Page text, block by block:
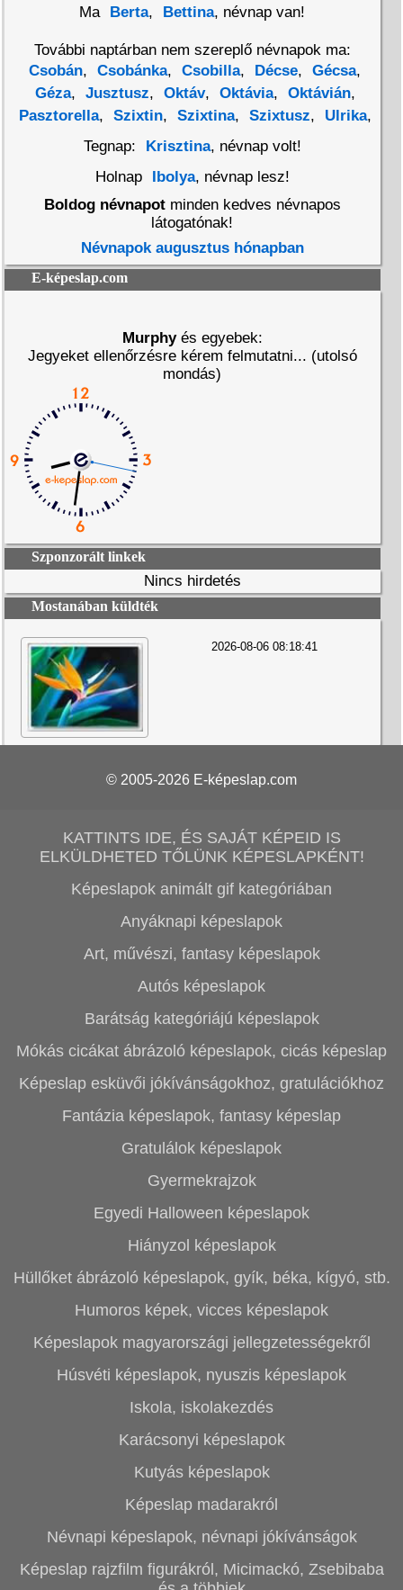
Ma
Berta, Bettina, névnap van!
További naptárban nem szereplő névnapok ma:
Csobán, Csobánka, Csobilla, Décse, Gécsa,
Géza, Jusztusz, Oktáv, Oktávia, Oktávián,
Pasztorella, Szixtin, Szixtina, Szixtusz, Ulrika,
Tegnap:
Krisztina, névnap volt!
Holnap
Ibolya, névnap lesz!
Boldog névnapotminden kedves névnapos
látogatónak!
Névnapok augusztus hónapban
E-képeslap.com
Murphyés egyebek:
Jegyeket ellenőrzésre kérem felmutatni... (utolsó
mondás)
Szponzorált linkek
Nincs hirdetés
Mostanában küldték
2026-08-06 08:18:41
© 2005-2026 E-képeslap.com
KATTINTS IDE, ÉS SAJÁT KÉPEID IS
ELKÜLDHETED TŐLÜNK KÉPESLAPKÉNT!
Képeslapok animált gif kategóriában
Anyáknapi képeslapok
Art, művészi, fantasy képeslapok
Autós képeslapok
Barátság kategóriájú képeslapok
Mókás cicákat ábrázoló képeslapok, cicás képeslap
Képeslap esküvői jókívánságokhoz, gratulációkhoz
Fantázia képeslapok, fantasy képeslap
Gratulálok képeslapok
Gyermekrajzok
Egyedi Halloween képeslapok
Hiányzol képeslapok
Hüllőket ábrázoló képeslapok, gyík, béka, kígyó, stb.
Humoros képek, vicces képeslapok
Képeslapok magyarországi jellegzetességekről
Húsvéti képeslapok, nyuszis képeslapok
Iskola, iskolakezdés
Karácsonyi képeslapok
Kutyás képeslapok
Képeslap madarakról
Névnapi képeslapok, névnapi jókívánságok
Képeslap rajzfilm figurákról, Micimackó, Zsebibaba